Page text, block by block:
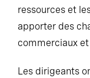
ressources et
apporter des
commerciaux
Les dirigeants